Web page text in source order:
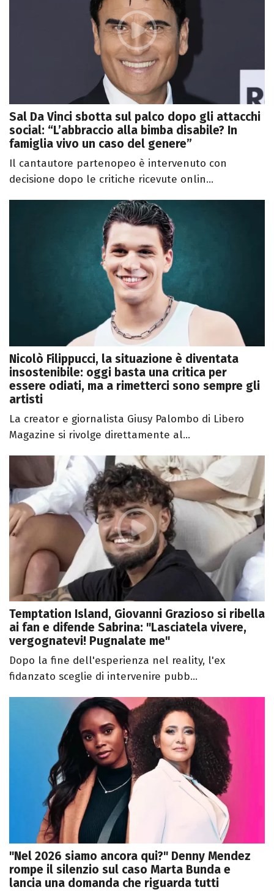
Sal Da Vinci sbotta sul palco dopo gli attacchi
social: “L’abbraccio alla bimba disabile? In
famiglia vivo un caso del genere”
Il cantautore partenopeo è intervenuto con
decisione dopo le critiche ricevute onlin...
Nicolò Filippucci, la situazione è diventata
insostenibile: oggi basta una critica per
essere odiati, ma a rimetterci sono sempre gli
artisti
La creator e giornalista Giusy Palombo di Libero
Magazine si rivolge direttamente al...
Temptation Island, Giovanni Grazioso si ribella
ai fan e difende Sabrina: "Lasciatela vivere,
vergognatevi! Pugnalate me"
Dopo la fine dell'esperienza nel reality, l'ex
fidanzato sceglie di intervenire pubb...
"Nel 2026 siamo ancora qui?" Denny Mendez
rompe il silenzio sul caso Marta Bunda e
lancia una domanda che riguarda tutti